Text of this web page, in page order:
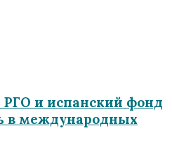
РГО и испанский фонд
в международных